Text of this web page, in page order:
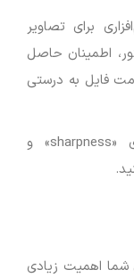
برای تصاویر
اطمینان حاصل
فایل به درستی
برای تصاویر برداری، حتماً از ابزارهای «sharpness» و
شما اهمیت زیادی